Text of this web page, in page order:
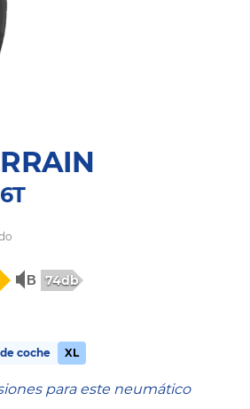
74db
coche XL
para este neumático